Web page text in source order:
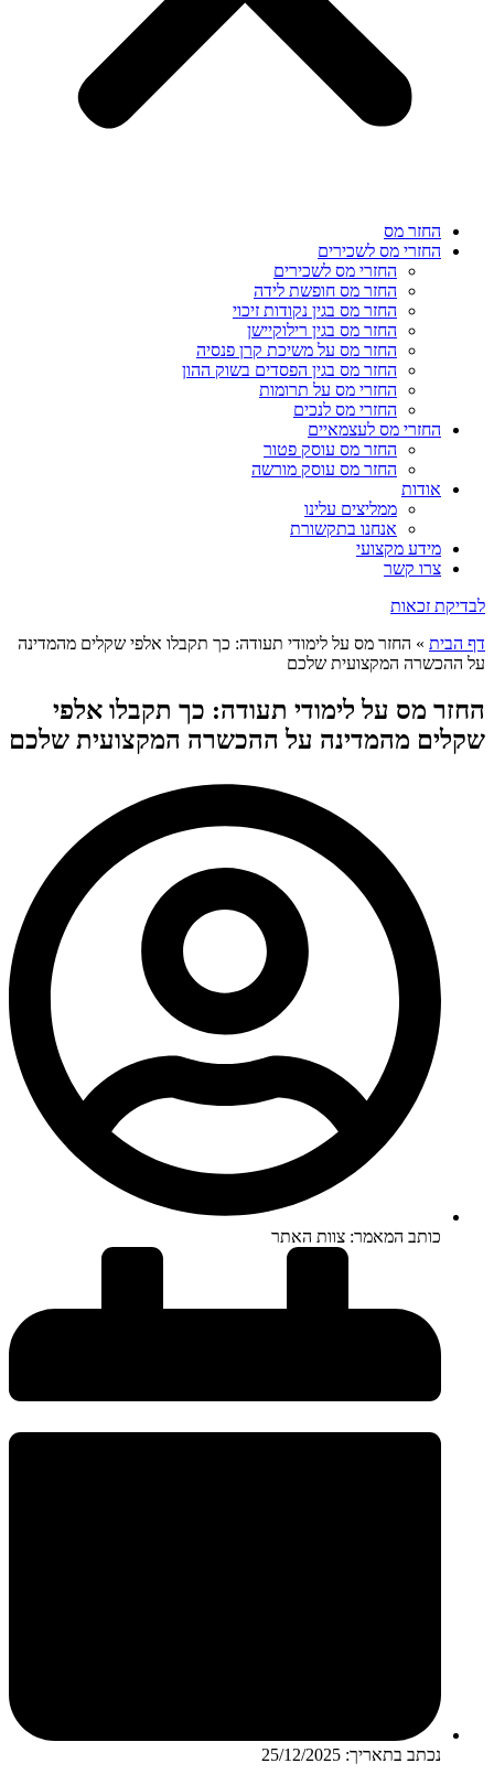
החזר מס
החזרי מס לשכירים
החזרי מס לשכירים
החזר מס חופשת לידה
החזר מס בגין נקודות זיכוי
החזר מס בגין רילוקיישן
החזר מס על משיכת קרן פנסיה
החזר מס בגין הפסדים בשוק ההון
החזרי מס על תרומות
החזרי מס לנכים
החזרי מס לעצמאיים
החזר מס עוסק פטור
החזר מס עוסק מורשה
אודות
ממליצים עלינו
אנחנו בתקשורת
מידע מקצועי
צרו קשר
לבדיקת זכאות
דף הבית » החזר מס על לימודי תעודה: כך תקבלו אלפי שקלים מהמדינה
על ההכשרה המקצועית שלכם
החזר מס על לימודי תעודה: כך תקבלו אלפי
שקלים מהמדינה על ההכשרה המקצועית שלכם
כותב המאמר: צוות האתר
נכתב בתאריך: 25/12/2025